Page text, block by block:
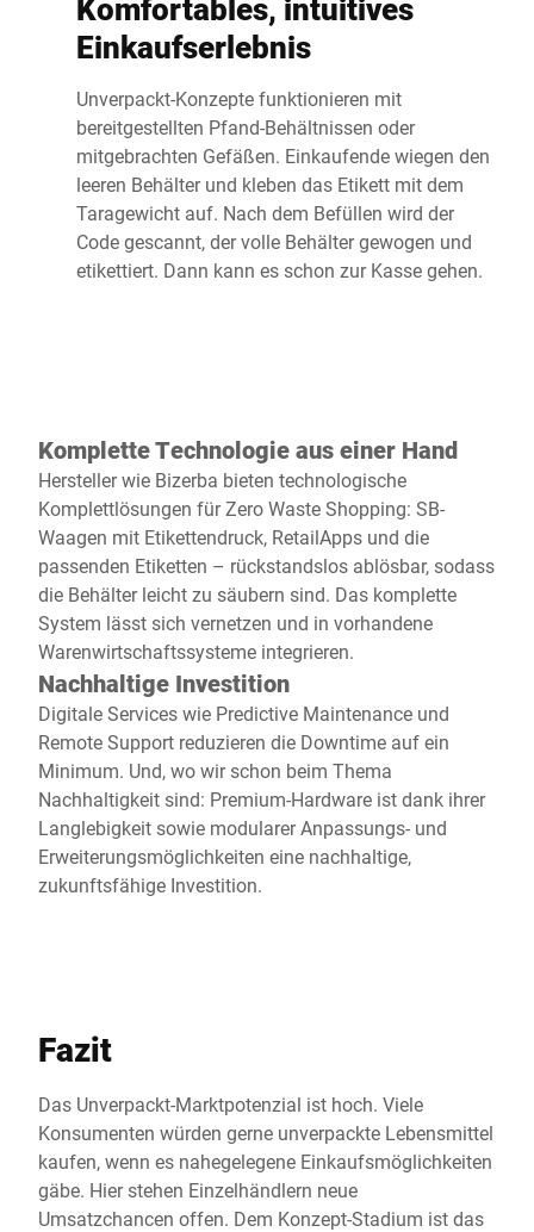
Komfortables, intuitives
Einkaufserlebnis
Unverpackt-Konzepte funktionieren mit
bereitgestellten Pfand-Behältnissen oder
mitgebrachten Gefäßen. Einkaufende wiegen den
leeren Behälter und kleben das Etikett mit dem
Taragewicht auf. Nach dem Befüllen wird der
Code gescannt, der volle Behälter gewogen und
etikettiert. Dann kann es schon zur Kasse gehen.
Komplette Technologie aus einer Hand
Hersteller wie Bizerba bieten technologische
Komplettlösungen für Zero Waste Shopping: SB-
Waagen mit Etikettendruck, RetailApps und die
passenden Etiketten – rückstandslos ablösbar, sodass
die Behälter leicht zu säubern sind. Das komplette
System lässt sich vernetzen und in vorhandene
Warenwirtschaftssysteme integrieren.
Nachhaltige Investition
Digitale Services wie Predictive Maintenance und
Remote Support reduzieren die Downtime auf ein
Minimum. Und, wo wir schon beim Thema
Nachhaltigkeit sind: Premium-Hardware ist dank ihrer
Langlebigkeit sowie modularer Anpassungs- und
Erweiterungsmöglichkeiten eine nachhaltige,
zukunftsfähige Investition.
Fazit
Das Unverpackt-Marktpotenzial ist hoch. Viele
Konsumenten würden gerne unverpackte Lebensmittel
kaufen, wenn es nahegelegene Einkaufsmöglichkeiten
gäbe. Hier stehen Einzelhändlern neue
Umsatzchancen offen. Dem Konzept-Stadium ist das